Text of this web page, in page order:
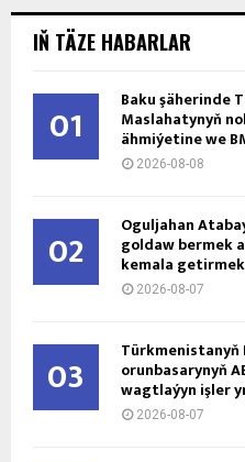
IŇ TÄZE HABARLAR
01 Baku şäherinde
Maslahatynyň
ähmiýetine we
2026-08-08
02 Oguljahan
goldaw bermek
kemala getirmek
2026-08-07
03 Türkmenistanyň
orunbasarynyň
wagtlaýyn işler
2026-08-07